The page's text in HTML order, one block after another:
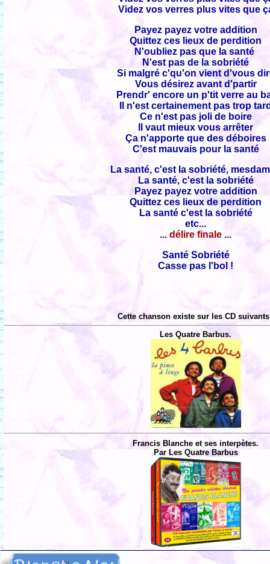
Videz vos verres plus vites que
Payez payez votre addition
Quittez ces lieux de perdition
N'oubliez pas que la santé
N'est pas de la sobriété
Si malgré c'qu'on vient d'vous
Vous désirez avant d'partir
Prendr' encore un p'tit verre au
Il n'est certainement pas trop
Ce n'est pas joli de boire
Il vaut mieux vous arrêter
Ça n'apporte que des déboires
C'est mauvais pour la santé
La santé, c'est la sobriété,
La santé, c'est la sobriété
Payez payez votre addition
Quittez ces lieux de perdition
La santé c'est la sobriété
etc...
...délire finale ...
Santé Sobriété
Casse pas l'bol !
Cette chanson existe sur les CD
Les Quatre Barbus.
Francis Blanche et ses interpètes.
Par Les Quatre Barbus